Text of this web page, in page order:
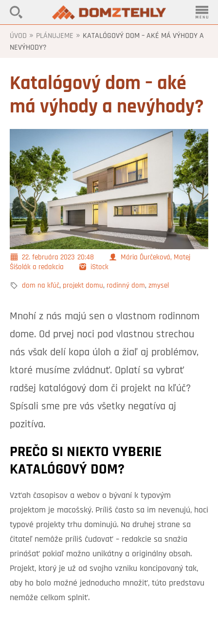
ÚVOD » PLÁNUJEME » KATALÓGOVÝ DOM – AKÉ MÁ VÝHODY A
NEVÝHODY?
Katalógový dom – aké
má výhody a nevýhody?
22. februára 2023 20:48
Mária Ďurčeková, Matej
Šišolák a redakcia
iStock
dom na kľúč, projekt domu, rodinný dom, zmysel
Mnohí z nás majú sen o vlastnom rodinnom
dome. Od prvej noci pod vlastnou strechou
nás však delí kopa úloh a žiaľ aj problémov,
ktoré musíme zvládnuť. Oplatí sa vybrať
radšej katalógový dom či projekt na kľúč?
Spísali sme pre vás všetky negatíva aj
pozitíva.
PREČO SI NIEKTO VYBERIE
KATALÓGOVÝ DOM?
Vzťah časopisov a webov o bývaní k typovým
projektom je macošský. Príliš často sa im nevenujú, hoci
typové projekty trhu dominujú. Na druhej strane sa
čitateľ nemôže príliš čudovať – redakcie sa snažia
prinášať pokiaľ možno unikátny a originálny obsah.
Projekt, ktorý je už od svojho vzniku koncipovaný tak,
aby ho bolo možné jednoducho množiť, túto predstavu
nemôže celkom splniť.